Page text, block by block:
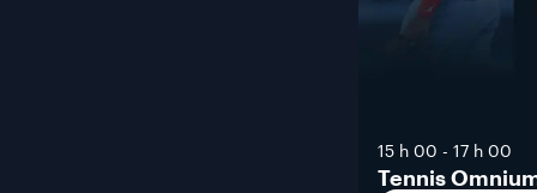
15 h 00 - 17 h 00
Tennis